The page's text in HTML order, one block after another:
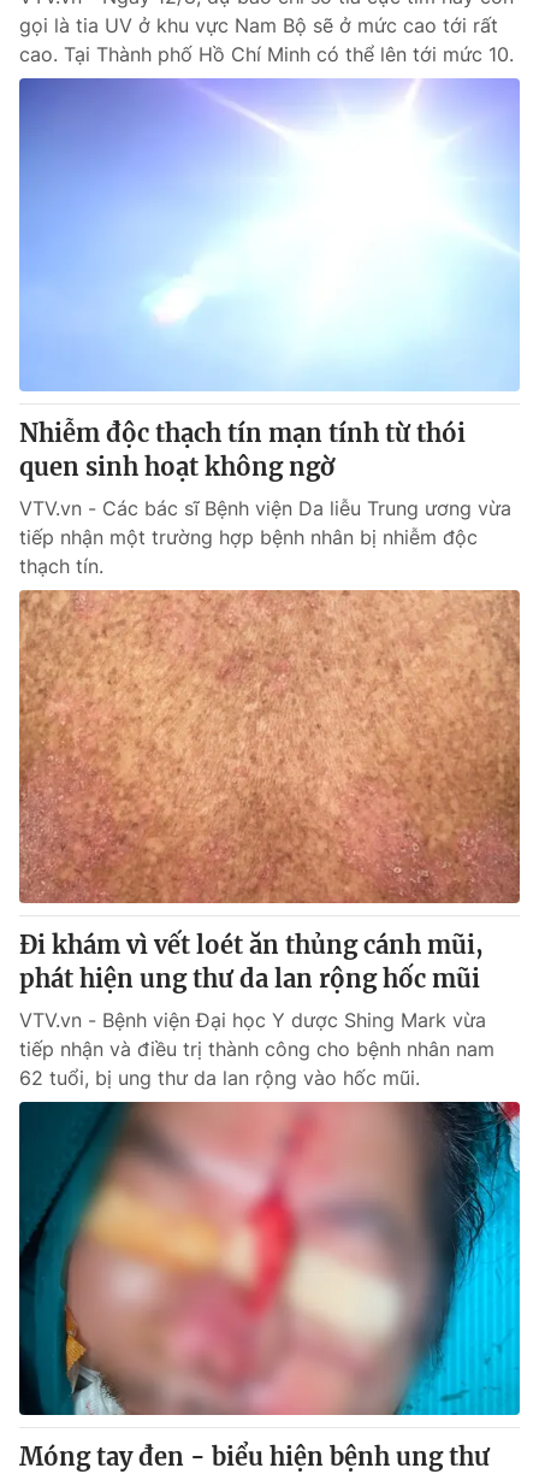
gọi là tia UV ở khu vực Nam Bộ sẽ ở mức cao tới rất
cao. Tại Thành phố Hồ Chí Minh có thể lên tới mức 10.
Nhiễm độc thạch tín mạn tính từ thói
quen sinh hoạt không ngờ
VTV.vn - Các bác sĩ Bệnh viện Da liễu Trung ương vừa
tiếp nhận một trường hợp bệnh nhân bị nhiễm độc
thạch tín.
Đi khám vì vết loét ăn thủng cánh mũi,
phát hiện ung thư da lan rộng hốc mũi
VTV.vn - Bệnh viện Đại học Y dược Shing Mark vừa
tiếp nhận và điều trị thành công cho bệnh nhân nam
62 tuổi, bị ung thư da lan rộng vào hốc mũi.
Móng tay đen - biểu hiện bệnh ung thư